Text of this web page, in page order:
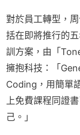
對於員工轉型，
括在即將推行的
訓方案，由「
擁抱科技：「
Coding，用簡單
上免費課程同證
己。」